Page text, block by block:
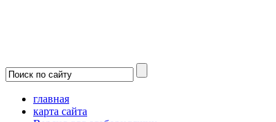
главная
карта сайта